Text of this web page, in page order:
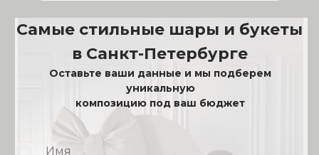
Самые стильные шары и букеты
в Санкт-Петербурге
Оставьте ваши данные и мы подберем
уникальную
композицию под ваш бюджет